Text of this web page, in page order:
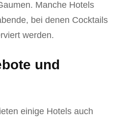
Manche Hotels
bei denen Cocktails
werden.
und
einige Hotels auch